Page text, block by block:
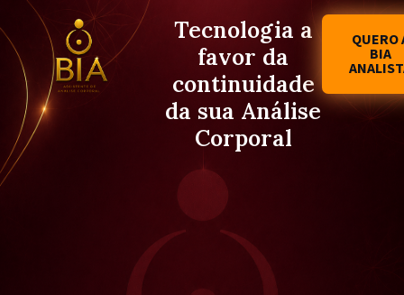
Tecnologia a
favor da
continuidade
da sua Análise
Corporal
QUERO
BIA